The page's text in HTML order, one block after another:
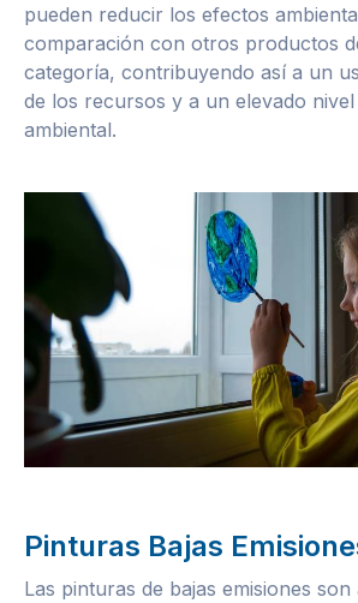
pueden reducir los efectos
comparación con otros productos
categoría, contribuyendo así a un
de los recursos y a un elevado
ambiental.
Pinturas Bajas
Las pinturas de bajas emisiones son